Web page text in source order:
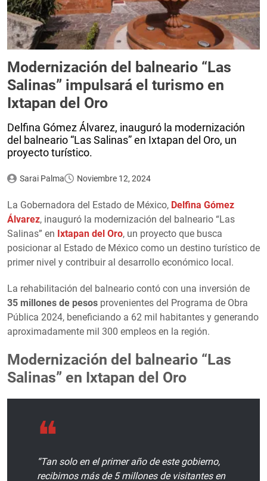
Modernización del balneario “Las
Salinas” impulsará el turismo en
Ixtapan del Oro
Delfina Gómez Álvarez, inauguró la modernización
del balneario “Las Salinas” en Ixtapan del Oro, un
proyecto turístico.
Sarai Palma Noviembre 12, 2024
La Gobernadora del Estado de México, Delfina Gómez
Álvarez, inauguró la modernización del balneario “Las
Salinas” en Ixtapan del Oro, un proyecto que busca
posicionar al Estado de México como un destino turístico de
primer nivel y contribuir al desarrollo económico local.
La rehabilitación del balneario contó con una inversión de
35 millones de pesos provenientes del Programa de Obra
Pública 2024, beneficiando a 62 mil habitantes y generando
aproximadamente mil 300 empleos en la región.
Modernización del balneario “Las
Salinas” en Ixtapan del Oro
“Tan solo en el primer año de este gobierno,
recibimos más de 5 millones de visitantes en